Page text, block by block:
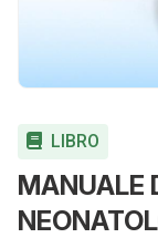
LIBRO
MANUALE